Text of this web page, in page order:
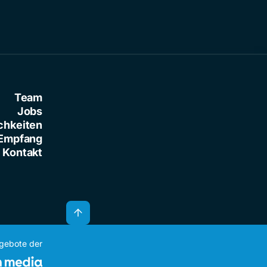
Team
Jobs
Kontakt
der